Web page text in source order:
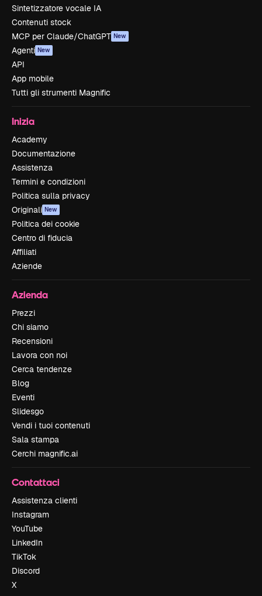
Sintetizzatore vocale IA
Contenuti stock
MCP per Claude/ChatGPT New
Agenti New
API
App mobile
Tutti gli strumenti Magnific
Inizia
Academy
Documentazione
Assistenza
Termini e condizioni
Politica sulla privacy
Originali New
Politica dei cookie
Centro di fiducia
Affiliati
Aziende
Azienda
Prezzi
Chi siamo
Recensioni
Lavora con noi
Cerca tendenze
Blog
Eventi
Slidesgo
Vendi i tuoi contenuti
Sala stampa
Cerchi magnific.ai
Contattaci
Assistenza clienti
Instagram
YouTube
LinkedIn
TikTok
Discord
X